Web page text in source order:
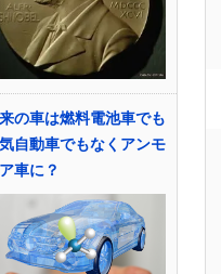
の車は燃料電池車でも
自動車でもなくアンモ
車に？